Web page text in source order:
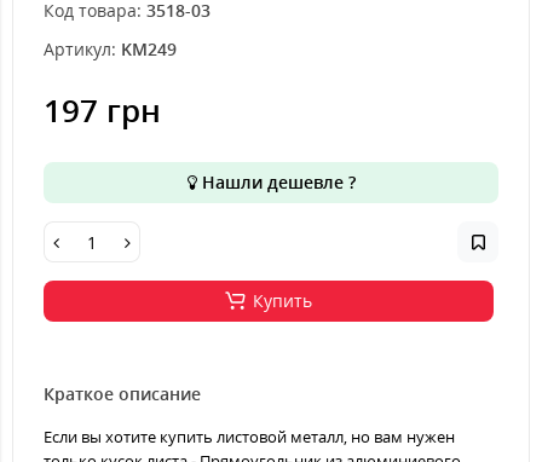
Код товара: 3518-03
Артикул: KM249
197 грн
Нашли дешевле ?
Купить
Краткое описание
Если вы хотите купить листовой металл, но вам нужен